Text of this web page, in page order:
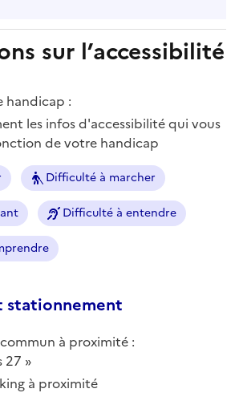
sur l’accessibilité
handicap :
les infos d'accessibilité qui vous
de votre handicap
Difficulté à marcher
Difficulté à entendre
stationnement
à proximité :
27
à proximité